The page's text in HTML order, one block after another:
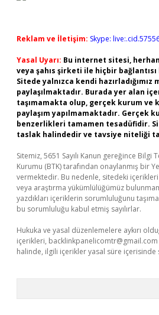
Reklam ve İletişim: Skype:
Yasal Uyarı: Bu internet sitesi,
veya şahıs şirketi ile hiçbir
Sitede yalnızca kendi hazırladığımız
paylaşılmaktadır. Burada yer alan
taşımamakta olup, gerçek kurum ve
paylaşım yapılmamaktadır. Gerçek
benzerlikleri tamamen tesadüfidir.
taslak halindedir ve tavsiye niteliği
Sitemiz, 5651 Sayılı Kanun gereğince Bilgi
Kurumu (BTK) tarafından onaylanmış bir
vermektedir. Bu nedenle, sitedeki
veya araştırma yükümlülüğümüz
yazdıkları içeriklerin sorumluluğunu
bu sorumluluğu kabul etmiş sayılırlar.
Hukuka ve yasal düzenlemelere aykırı
içerikleri, backlinkpanelicomtr@gmail.com
halinde, ilgili içerikler yasal süre içerisinde